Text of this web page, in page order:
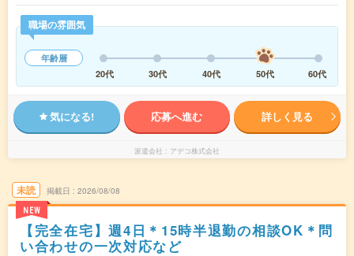
職場の雰囲気
年齢層
20代
30代 40代 50代 60代
気になる! 応募へ進む 詳しく見る
派遣会社 アデコ株式会社
未読
NEW
掲載日 2026/08/08
【完全在宅】週4日＊15時半退勤の相談OK＊問
い合わせの一次対応など